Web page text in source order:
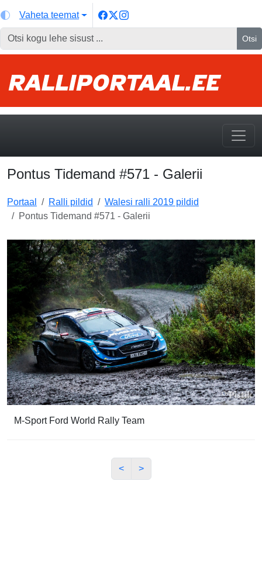
Vaheta teemat
Otsi
Pontus Tidemand #571 - Galerii
Portaal Ralli pildid
Walesi ralli 2019 pildid
Pontus Tidemand #571 - Galerii
M-Sport Ford World Rally Team
< >